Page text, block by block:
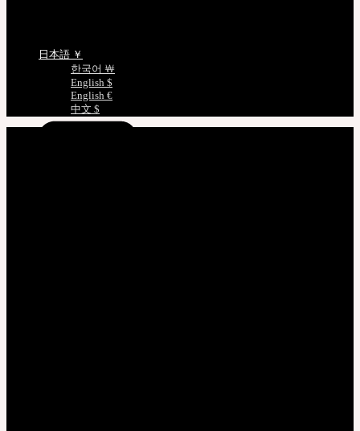
日本語 ￥
한국어 ￦
English $
English €
中文 $